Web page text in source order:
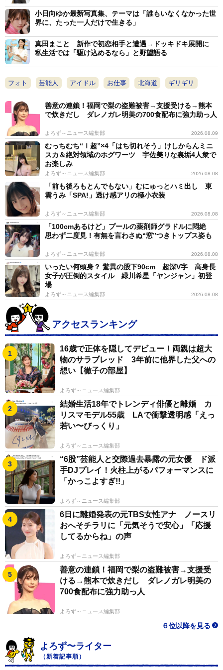
小日向ゆか最新写真集、テーマは「誰もいなくなかった世
界に、たった一人だけで生きる」
真田まこと 新作で初恋相手と遭遇→ドッキドキ展開に
私生活では「駆け込めるなら」と野望語る
フォト 芸能人 アイドル お仕事 北海道 ギリギリ
善意の連鎖！福岡で梨の盗難被害→支援受ける→熊本
で炊きだし ダレノガレ明美の700食配布に強力助っ人
よろず～ニュース編集部 2026.08.09
むっちむち“Ｉ超”×4「はち切れそう」けしからんミニ
スカ＆絶対領域のホグワーツ 宇佐美りな裏垢4人衆で
お楽しみ
よろず～ニュース編集部 2026.08.08
「前も後ろもとんでもない」むにゅっとハミ出し 東
雲うみ「SPA!」透け感アリの極小衣装
よろず～ニュース編集部 2026.08.08
「100cmあるけど」プールの薬剤師グラドルに悶絶
思わず二度見！有無を言わさぬ“窓”つきトップス姿も
よろず～ニュース編集部 2026.08.08
いったい何頭身？ 驚異の股下90cm 超深V字 高身長
女子が圧倒的スタイル 緑川希星「ヤンジャン」初登
場
よろず～ニュース編集部 2026.08.08
アクセスランキング
16歳で正体を隠してデビュー！両親は超大
物のサラブレッド 3年前に他界した父への
想い【徹子の部屋】
よろず～ニュース編集部
結婚生活18年でトレンディ俳優と離婚 カ
リスマモデル55歳 LAで衝撃透明感「えっ
若い〜びっくり」
よろず～ニュース編集部
“6股”芸能人と交際過去暴露の元女優 ド派
手DJプレイ！火柱上がるパフォーマンスに
「かっこよすぎ!!」
よろず～ニュース編集部
6日に離婚発表の元TBS女性アナ ノースリ
おへそチラリに「元気そうで安心」「応援
してるからね」の声
よろず～ニュース編集部
善意の連鎖！福岡で梨の盗難被害→支援受
ける→熊本で炊きだし ダレノガレ明美の
700食配布に強力助っ人
よろず～ニュース編集部
６位以降を見る
よろず〜ライター
（新着記事順）